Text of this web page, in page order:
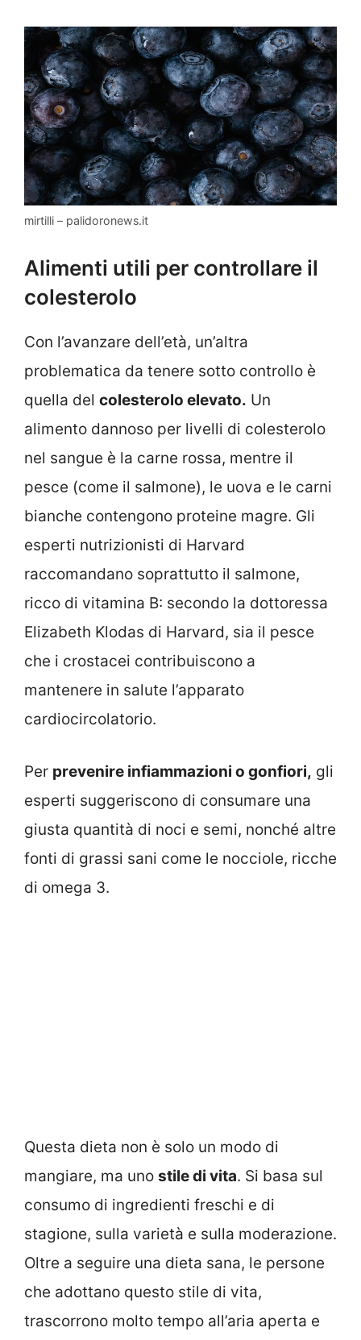
mirtilli – palidoronews.it
Alimenti utili per controllare il
colesterolo
Con l’avanzare dell’età, un’altra
problematica da tenere sotto controllo è
quella del colesterolo elevato. Un
alimento dannoso per livelli di colesterolo
nel sangue è la carne rossa, mentre il
pesce (come il salmone), le uova e le carni
bianche contengono proteine magre. Gli
esperti nutrizionisti di Harvard
raccomandano soprattutto il salmone,
ricco di vitamina B: secondo la dottoressa
Elizabeth Klodas di Harvard, sia il pesce
che i crostacei contribuiscono a
mantenere in salute l’apparato
cardiocircolatorio.
Per prevenire infiammazioni o gonfiori, gli
esperti suggeriscono di consumare una
giusta quantità di noci e semi, nonché altre
fonti di grassi sani come le nocciole, ricche
di omega 3.
Questa dieta non è solo un modo di
mangiare, ma uno stile di vita. Si basa sul
consumo di ingredienti freschi e di
stagione, sulla varietà e sulla moderazione.
Oltre a seguire una dieta sana, le persone
che adottano questo stile di vita,
trascorrono molto tempo all’aria aperta e